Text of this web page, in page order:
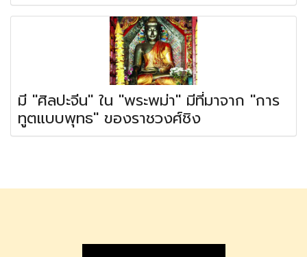
มี "ศิลปะจีน" ใน "พระพม่า" มีที่มาจาก "การ
ทูตแบบพุทธ" ของราชวงศ์ชิง